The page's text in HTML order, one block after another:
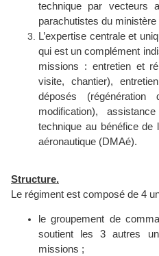
technique par vecteurs
parachutistes du
L’expertise centrale et
qui est un complément
missions : entretien et
visite, chantier),
déposés
modification),
technique au bénéfice de
aéronautique (DMAé).
Structure.
Le régiment est composé de 4
legroupement de
soutient les 3 autres
missions ;